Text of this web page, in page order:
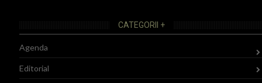
CATEGORII +
Agenda
Editorial